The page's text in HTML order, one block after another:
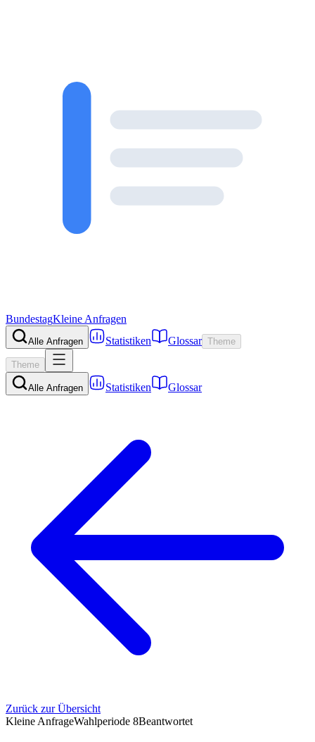
BundestagKleine Anfragen
Alle Anfragen Statistiken Glossar Theme
Theme
Alle Anfragen Statistiken Glossar
Zurück zur Übersicht
Kleine AnfrageWahlperiode 8Beantwortet